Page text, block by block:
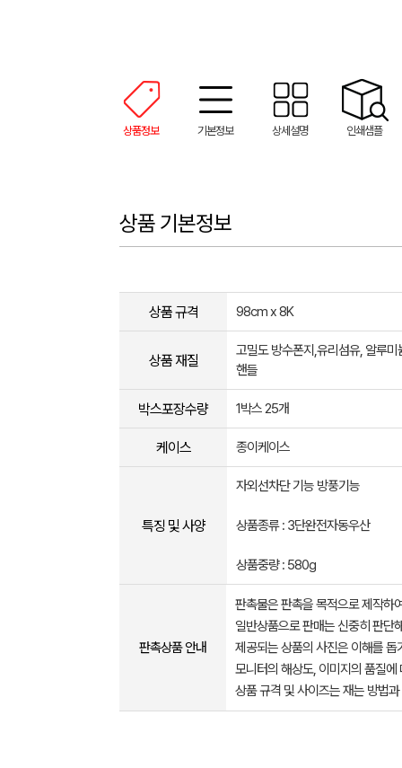
상품정보 기본정보 상세설명 인쇄샘플
상품 기본정보
상품 규격 98cm x 8K
상품 재질
고밀도 방수폰지,유리섬유, 알루미
핸들
박스포장수량 1박스 25개
케이스 종이케이스
특징 및 사양
자외선차단 기능 방풍기능
상품종류 : 3단완전자동우산
상품중량 : 580g
판촉상품 안내
판촉물은 판촉을 목적으로 제작하
일반상품으로 판매는 신중히 판단
제공되는 상품의 사진은 이해를
모니터의 해상도, 이미지의 품질
상품 규격 및 사이즈는 재는 방법